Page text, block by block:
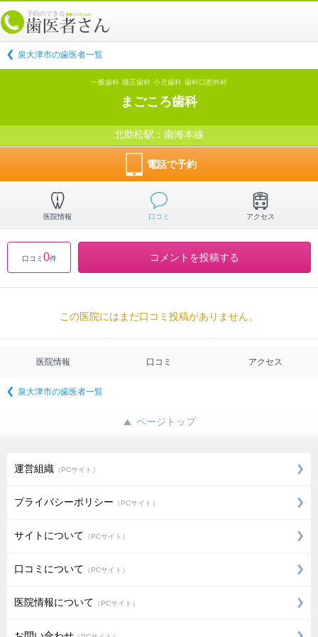
泉大津市の歯医者一覧
一般歯科 矯正歯科 小児歯科 歯科口腔外科
まごころ歯科
北助松駅：南海本線
電話で予約
医院情報 口コミ アクセス
口コミ 0件 コメントを投稿する
この医院にはまだ口コミ投稿がありません。
医院情報 口コミ アクセス
泉大津市の歯医者一覧
ページトップ
運営組織 （PCサイト）
プライバシーポリシー （PCサイト）
サイトについて （PCサイト）
口コミについて （PCサイト）
医院情報について （PCサイト）